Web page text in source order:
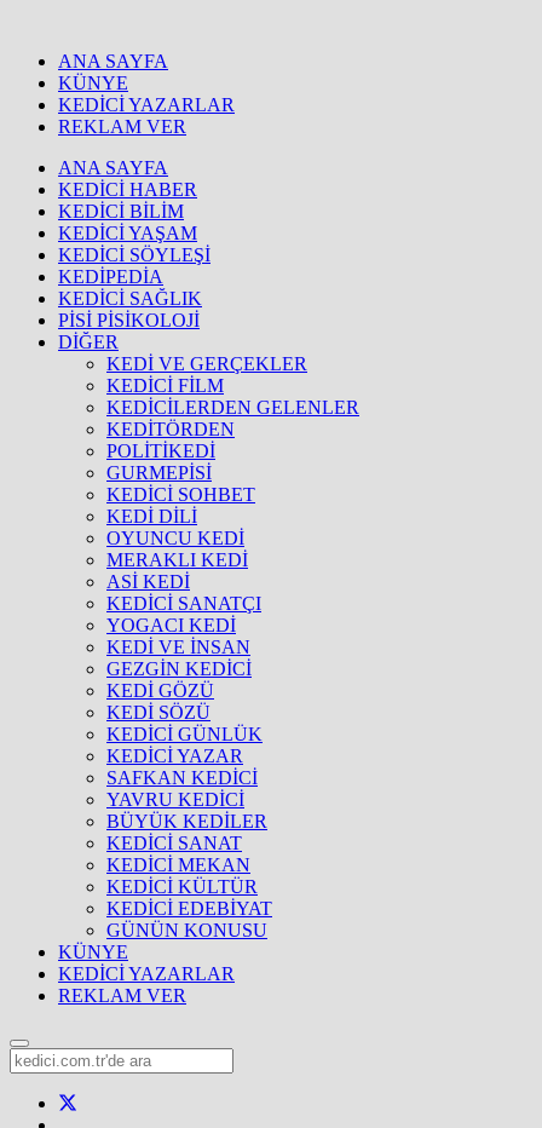
ANA SAYFA
KÜNYE
KEDİCİ YAZARLAR
REKLAM VER
ANA SAYFA
KEDİCİ HABER
KEDİCİ BİLİM
KEDİCİ YAŞAM
KEDİCİ SÖYLEŞİ
KEDİPEDİA
KEDİCİ SAĞLIK
PİSİ PİSİKOLOJİ
DİĞER
KEDİ VE GERÇEKLER
KEDİCİ FİLM
KEDİCİLERDEN GELENLER
KEDİTÖRDEN
POLİTİKEDİ
GURMEPİSİ
KEDİCİ SOHBET
KEDİ DİLİ
OYUNCU KEDİ
MERAKLI KEDİ
ASİ KEDİ
KEDİCİ SANATÇI
YOGACI KEDİ
KEDİ VE İNSAN
GEZGİN KEDİCİ
KEDİ GÖZÜ
KEDİ SÖZÜ
KEDİCİ GÜNLÜK
KEDİCİ YAZAR
SAFKAN KEDİCİ
YAVRU KEDİCİ
BÜYÜK KEDİLER
KEDİCİ SANAT
KEDİCİ MEKAN
KEDİCİ KÜLTÜR
KEDİCİ EDEBİYAT
GÜNÜN KONUSU
KÜNYE
KEDİCİ YAZARLAR
REKLAM VER